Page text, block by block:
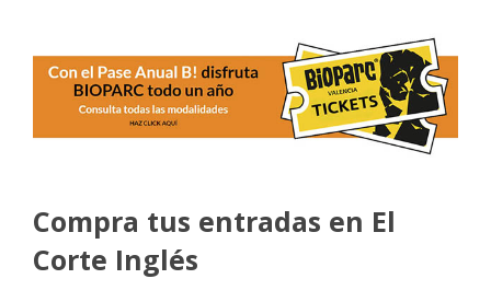
Compra tus entradas en El
Corte Inglés